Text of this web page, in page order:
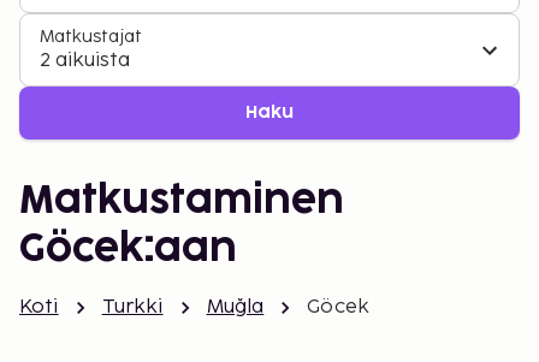
Matkustajat
2 aikuista
Haku
Matkustaminen
Göcek:aan
Koti Turkki Muğla Göcek